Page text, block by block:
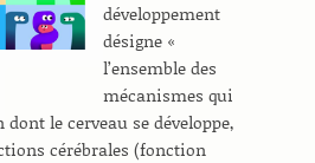
développement
désigne «
l’ensemble des
mécanismes qui
le cerveau se développe,
cérébrales (fonction